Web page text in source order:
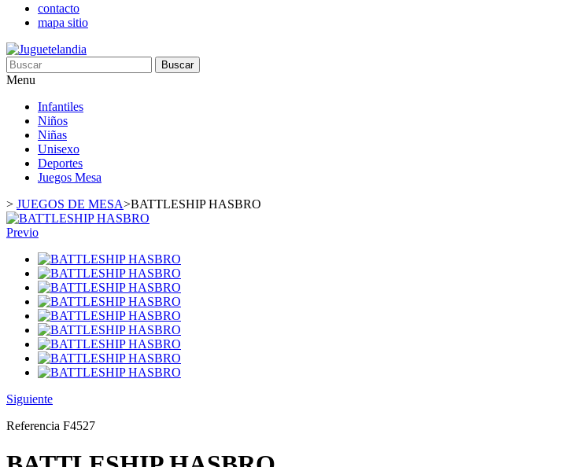
contacto
mapa sitio
Buscar
Menu
Infantiles
Niños
Niñas
Unisexo
Deportes
Juegos Mesa
> JUEGOS DE MESA>BATTLESHIP HASBRO
Previo
Siguiente
Referencia F4527